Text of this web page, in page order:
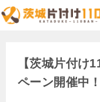
【茨城片付け
ペーン開催中！